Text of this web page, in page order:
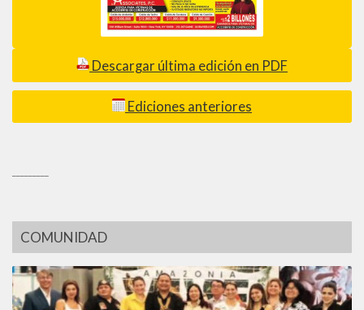
Descargar última edición en PDF
Ediciones anteriores
COMUNIDAD